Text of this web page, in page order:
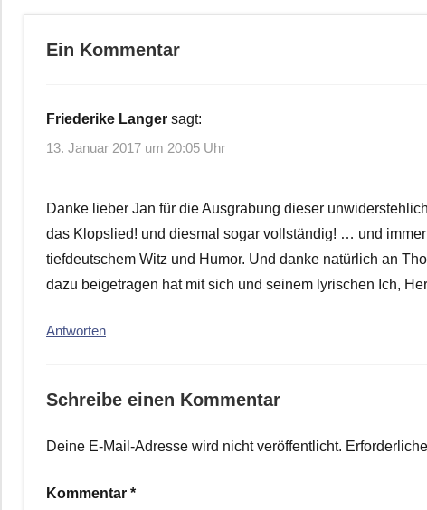
Ein Kommentar
Friederike Langer sagt:
13. Januar 2017 um 20:05 Uhr
Danke lieber Jan für die Ausgrabung dieser
das Klopslied! und diesmal sogar vollständig! … und
tiefdeutschem Witz und Humor. Und danke natürlich an
dazu beigetragen hat mit sich und seinem lyrischen Ich,
Antworten
Schreibe einen Kommentar
Deine E-Mail-Adresse wird nicht veröffentlicht.
Kommentar *